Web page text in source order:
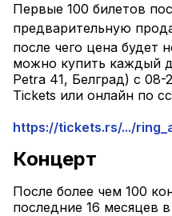
Первые 100 билетов
предварительную
после чего цена будет
можно купить каждый
Petra 41, Белград) с
Tickets или онлайн по
https://tickets.rs/.../
Концерт
После более чем 100
последние 16 месяцев